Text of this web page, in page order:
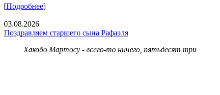
[Подробнее]
03.08.2026
Поздравляем старшего сына Рафаэля
Хакобо Мартосу - всего-то ничего, пятьдесят три